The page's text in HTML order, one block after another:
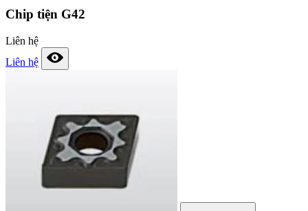
Chip tiện G42
Liên hệ
Liên hệ